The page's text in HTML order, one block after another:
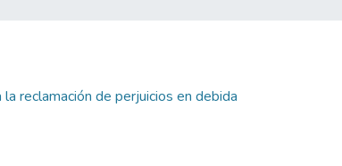
reclamación de perjuicios en debida